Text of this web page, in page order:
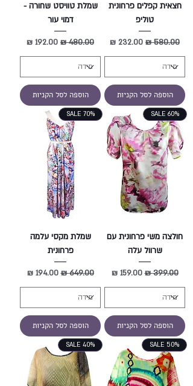
חצאית קפלים פרחונית
טוליפ
מחיר רגיל מחיר מבצע
הוספה לסל הקניות
שמלת טוויסט שחורה -
דמוי עור
מחיר רגיל מחיר מבצע
הוספה לסל הקניות
SALE 60%
חולצה משי פרחונית עם
שרוול עלה
מחיר רגיל‏399.00 ‏₪ מחיר מבצע‏159.00 ‏₪
הוספה לסל הקניות
SALE 70%
שמלת מקסי עלמה
פרחונית
מחיר רגיל‏649.00 ‏₪ מחיר מבצע‏194.00 ‏₪
הוספה לסל הקניות
SALE 50%
SALE 40%